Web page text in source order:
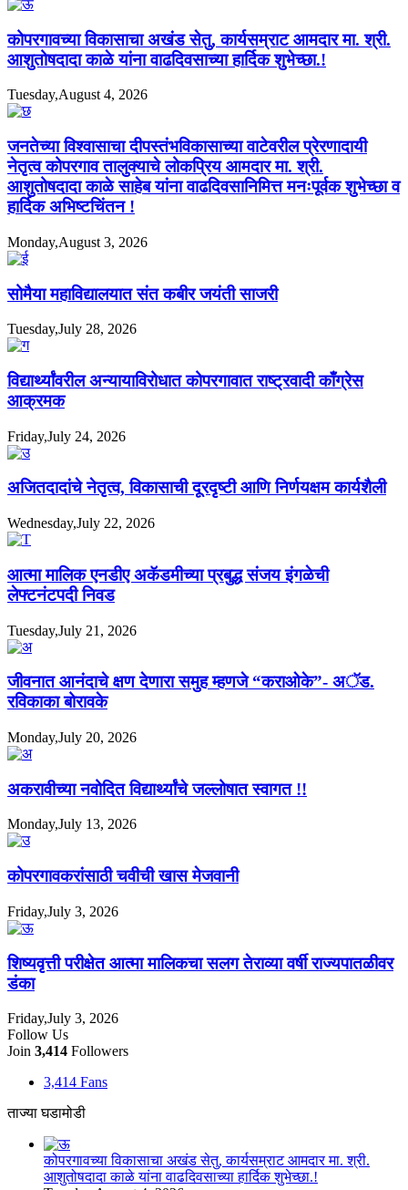
कोपरगावच्या विकासाचा अखंड सेतु, कार्यसम्राट आमदार मा. श्री.
आशुतोषदादा काळे यांना वाढदिवसाच्या हार्दिक शुभेच्छा.!
Tuesday,August 4, 2026
जनतेच्या विश्वासाचा दीपस्तंभविकासाच्या वाटेवरील प्रेरणादायी
नेतृत्व कोपरगाव तालुक्याचे लोकप्रिय आमदार मा. श्री.
आशुतोषदादा काळे साहेब यांना वाढदिवसानिमित्त मनःपूर्वक शुभेच्छा व
हार्दिक अभिष्टचिंतन !
Monday,August 3, 2026
सोमैया महाविद्यालयात संत कबीर जयंती साजरी
Tuesday,July 28, 2026
विद्यार्थ्यांवरील अन्यायाविरोधात कोपरगावात राष्ट्रवादी काँग्रेस
आक्रमक
Friday,July 24, 2026
अजितदादांचे नेतृत्व, विकासाची दूरदृष्टी आणि निर्णयक्षम कार्यशैली
Wednesday,July 22, 2026
आत्मा मालिक एनडीए अकॅडमीच्या प्रबुद्ध संजय इंगळेची
लेफ्टनंटपदी निवड
Tuesday,July 21, 2026
जीवनात आनंदाचे क्षण देणारा समुह म्हणजे “कराओके”- अॅड.
रविकाका बोरावके
Monday,July 20, 2026
अकरावीच्या नवोदित विद्यार्थ्यांचे जल्लोषात स्वागत !!
Monday,July 13, 2026
कोपरगावकरांसाठी चवीची खास मेजवानी
Friday,July 3, 2026
शिष्यवृत्ती परीक्षेत आत्मा मालिकचा सलग तेराव्या वर्षी राज्यपातळीवर
डंका
Friday,July 3, 2026
Follow Us
Join 3,414 Followers
3,414 Fans
ताज्या घडामोडी
कोपरगावच्या विकासाचा अखंड सेतु, कार्यसम्राट आमदार मा. श्री.
आशुतोषदादा काळे यांना वाढदिवसाच्या हार्दिक शुभेच्छा.!